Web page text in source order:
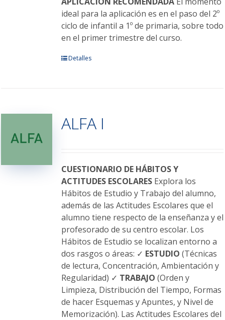
ideal para la aplicación es en el paso del 2º
ciclo de infantil a 1º de primaria, sobre todo
en el primer trimestre del curso.
Este
Las
opciones
elegir
en
la
página
de
producto
Detalles
ALFA I
CUESTIONARIO DE HÁBITOS Y
ACTITUDES ESCOLARESExplora los
Hábitos de Estudio y Trabajo del alumno,
además de las Actitudes Escolares que el
alumno tiene respecto de la enseñanza y el
profesorado de su centro escolar. Los
Hábitos de Estudio se localizan entorno a
dos rasgos o áreas: ✓ ESTUDIO (Técnicas
de lectura, Concentración, Ambientación y
Regularidad) ✓ TRABAJO (Orden y
Limpieza, Distribución del Tiempo, Formas
de hacer Esquemas y Apuntes, y Nivel de
Memorización). Las Actitudes Escolares del